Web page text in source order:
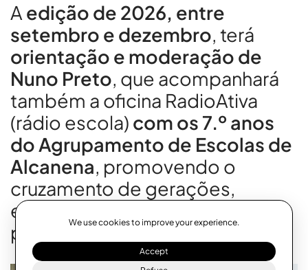
A edição de 2026, entre
setembro e dezembro, terá
orientação e moderação de
Nuno Preto, que acompanhará
também a oficina RadioAtiva
(rádio escola) com os 7.º anos
do Agrupamento de Escolas de
Alcanena, promovendo o
cruzamento de gerações,
experiências e formas de
pensamento.We use cookies to improve your experience.
Accept